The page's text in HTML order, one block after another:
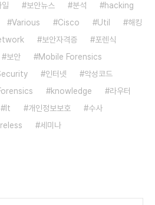
일 보안뉴스 분석
hacking
Various Cisco Util
해킹
보안자격증
포렌식
보안
Mobile Forensics
인터넷
악성코드
knowledge
라우터
It 개인정보보호
수사
세미나